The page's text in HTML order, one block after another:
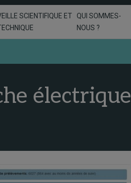
SCIENTIFIQUE ET
QUI SOMMES-
NOUS ?
électrique